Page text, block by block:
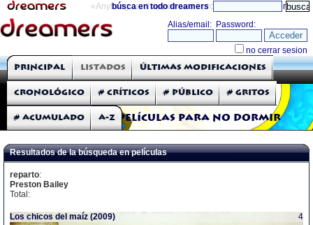
«Anything can happen and it probably will» directorio
búsca en todo dreamers
THE DREAMERS
Críticas: Películas
Películas para no dormir
Principal Listados Últimas modificaciones
Cronológico # Críticos # Público # Gritos
# Acumulado A-Z
Resultados de la búsqueda en películas
reparto:
Preston Bailey
Total:
Los chicos del maíz (2009)
4